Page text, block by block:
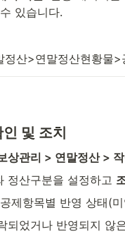
있습니다.
정산>연말정산현황물>
및 조치
상관리 > 연말정산 >
정산구분을 설정하고
제항목별 반영 상태(
되었거나 반영되지 않